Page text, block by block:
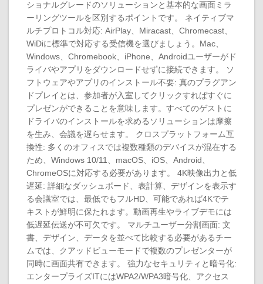
ショナルグレードのソリューションと基本的な画面ミラ
ーリングツールを区別するポイントです。 ネイティブマ
ルチプロトコル対応: AirPlay、Miracast、Chromecast、
WiDiに標準で対応する受信機を選びましょう。Mac、
Windows、Chromebook、iPhone、Androidユーザーがド
ライバやアプリをダウンロードせずに接続できます。 ソ
フトウェアやアプリのインストール不要: 真のプラグアン
ドプレイとは、参加者が入室してクリックすればすぐに
プレゼンができることを意味します。すべてのゲストに
ドライバのインストールを求めるソリューションは摩擦
を生み、会議を遅らせます。 クロスプラットフォーム互
換性: 多くのオフィスでは複数種類のデバイスが混在する
ため、Windows 10/11、macOS、iOS、Android、
ChromeOSに対応する必要があります。 4K映像出力と低
遅延: 詳細なダッシュボード、表計算、デザインを表示す
る会議室では、最低でもフルHD、可能であれば4Kでテ
キストが鮮明に保たれます。動画再生やライブデモには
低遅延伝送が不可欠です。 マルチユーザー分割画面: 文
書、デザイン、データを並べて比較する必要があるチー
ムでは、クアッドビューモードで複数のプレゼンターが
同時に画面共有できます。 強力なセキュリティと暗号化:
エンタープライズITにはWPA2/WPA3暗号化、アクセス